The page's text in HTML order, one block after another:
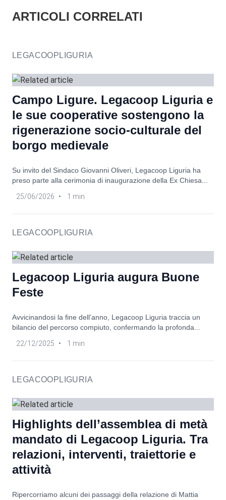
ARTICOLI CORRELATI
LEGACOOPLIGURIA
Campo Ligure. Legacoop Liguria e
le sue cooperative sostengono la
rigenerazione socio-culturale del
borgo medievale
Su invito del Sindaco Giovanni Oliveri, Legacoop Liguria ha
preso parte alla cerimonia di inaugurazione della Ex Chiesa...
25/06/2026
• 1 min
LEGACOOPLIGURIA
Legacoop Liguria augura Buone
Feste
Avvicinandosi la fine dell’anno, Legacoop Liguria traccia un
bilancio del percorso compiuto, confermando la profonda...
22/12/2025
• 1 min
LEGACOOPLIGURIA
Highlights dell’assemblea di metà
mandato di Legacoop Liguria. Tra
relazioni, interventi, traiettorie e
attività
Ripercorriamo alcuni dei passaggi della relazione di Mattia